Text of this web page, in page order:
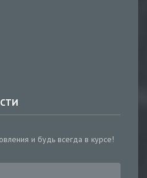
и будь всегда в курсе!